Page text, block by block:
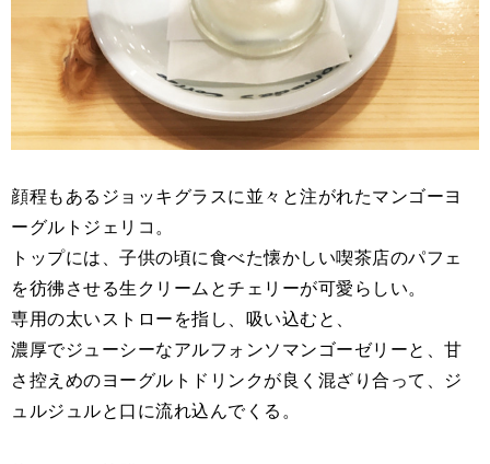
顔程もあるジョッキグラスに並々と注がれたマンゴーヨ
ーグルトジェリコ。
トップには、子供の頃に食べた懐かしい喫茶店のパフェ
を彷彿させる生クリームとチェリーが可愛らしい。
専用の太いストローを指し、吸い込むと、
濃厚でジューシーなアルフォンソマンゴーゼリーと、甘
さ控えめのヨーグルトドリンクが良く混ざり合って、ジ
ュルジュルと口に流れ込んでくる。